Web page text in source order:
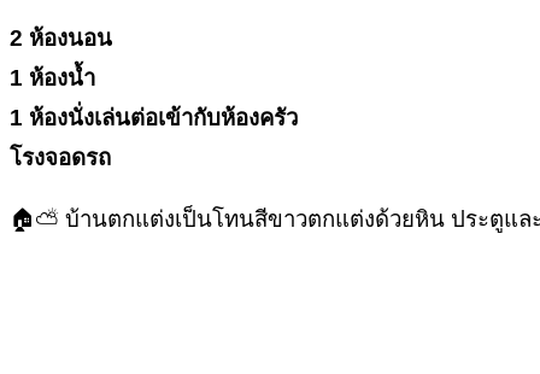
2 ห้องนอน
1 ห้องน้ำ
1 ห้องนั่งเล่นต่อเข้ากับห้องครัว
โรงจอดรถ
🏠⛅ บ้านตกแต่งเป็นโทนสีขาวตกแต่งด้วยหิน ประตูแ